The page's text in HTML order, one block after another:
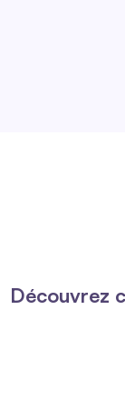
Découvrez